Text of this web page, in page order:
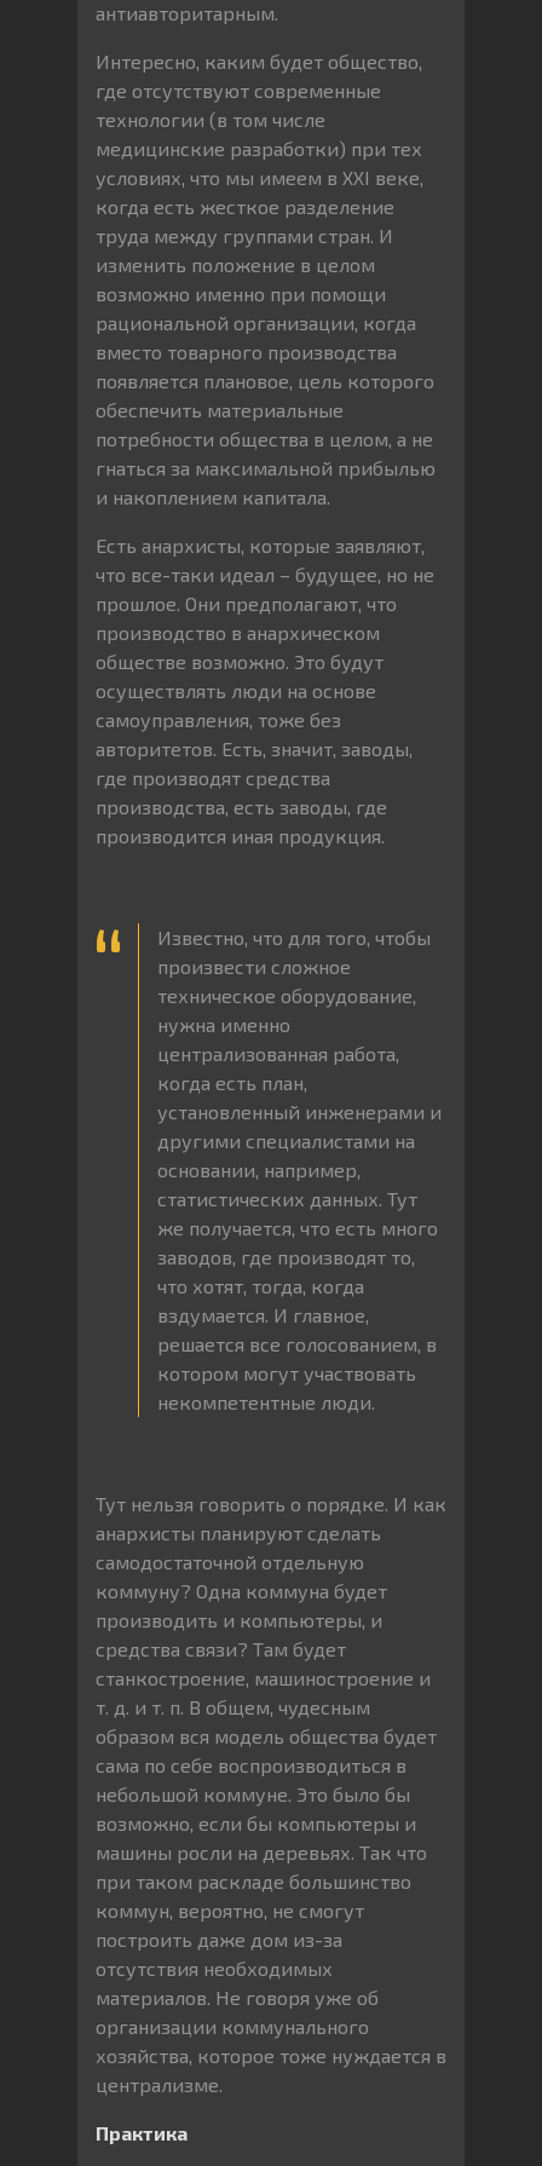
антиавторитарным.
Интересно, каким будет общество,
где отсутствуют современные
технологии (в том числе
медицинские разработки) при тех
условиях, что мы имеем в XXI веке,
когда есть жесткое разделение
труда между группами стран. И
изменить положение в целом
возможно именно при помощи
рациональной организации, когда
вместо товарного производства
появляется плановое, цель которого
обеспечить материальные
потребности общества в целом, а не
гнаться за максимальной прибылью
и накоплением капитала.
Есть анархисты, которые заявляют,
что все-таки идеал – будущее, но не
прошлое. Они предполагают, что
производство в анархическом
обществе возможно. Это будут
осуществлять люди на основе
самоуправления, тоже без
авторитетов. Есть, значит, заводы,
где производят средства
производства, есть заводы, где
производится иная продукция.
Известно, что для того, чтобы
произвести сложное
техническое оборудование,
нужна именно
централизованная работа,
когда есть план,
установленный инженерами и
другими специалистами на
основании, например,
статистических данных. Тут
же получается, что есть много
заводов, где производят то,
что хотят, тогда, когда
вздумается. И главное,
решается все голосованием, в
котором могут участвовать
некомпетентные люди.
Тут нельзя говорить о порядке. И как
анархисты планируют сделать
самодостаточной отдельную
коммуну? Одна коммуна будет
производить и компьютеры, и
средства связи? Там будет
станкостроение, машиностроение и
т. д. и т. п. В общем, чудесным
образом вся модель общества будет
сама по себе воспроизводиться в
небольшой коммуне. Это было бы
возможно, если бы компьютеры и
машины росли на деревьях. Так что
при таком раскладе большинство
коммун, вероятно, не смогут
построить даже дом из-за
отсутствия необходимых
материалов. Не говоря уже об
организации коммунального
хозяйства, которое тоже нуждается в
централизме.
Практика